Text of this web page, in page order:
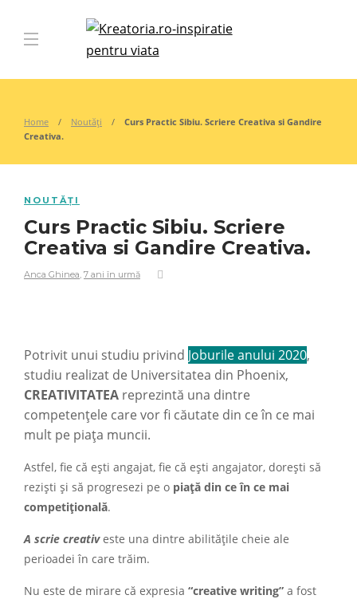
Home Noutăți
Curs Practic Sibiu. Scriere Creativa si Gandire
Creativa.
NOUTĂȚI
Curs Practic Sibiu. Scriere
Creativa si Gandire Creativa.
Anca Ghinea, 7 ani în urmă
Potrivit unui studiu privind Joburile anului 2020,
studiu realizat de Universitatea din Phoenix,
CREATIVITATEA reprezintă una dintre
competențele care vor fi căutate din ce în ce mai
mult pe piața muncii.
Astfel, fie că ești angajat, fie că ești angajator, dorești să
reziști și să progresezi pe o piață din ce în ce mai
competițională.
A scrie creativeste una dintre abilitățile cheie ale
perioadei în care trăim.
Nu este de mirare că expresia “creative writing” a fost